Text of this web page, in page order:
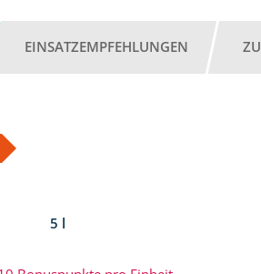
EINSATZEMPFEHLUNGEN
5 l